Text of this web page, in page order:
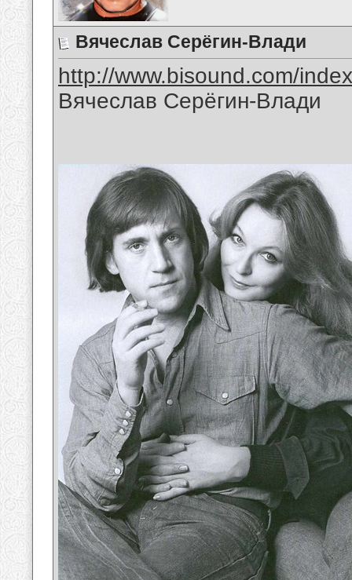
Вячеслав Серёгин-Влади
http://www.bisound.com/
Вячеслав Серёгин-Влади